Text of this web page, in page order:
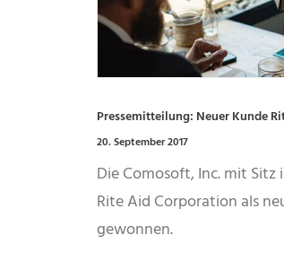
Pressemitteilung: Neuer Kunde
20. September 2017
Die Comosoft, Inc. mit Sitz
Rite Aid Corporation als
gewonnen.